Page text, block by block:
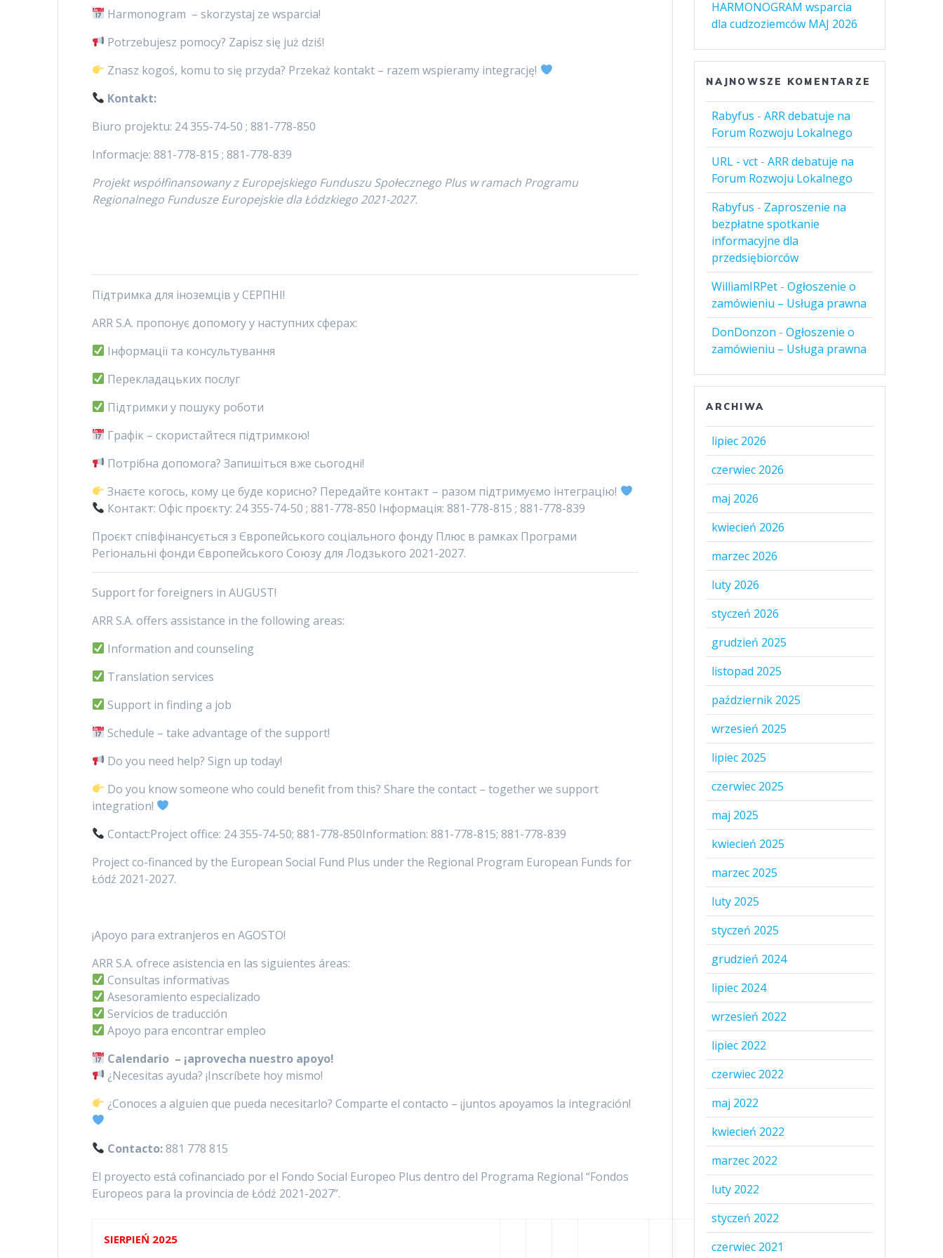
Harmonogram – skorzystaj ze wsparcia!
Potrzebujesz pomocy? Zapisz się już dziś!
Znasz kogoś, komu to się przyda? Przekaż kontakt – razem wspieramy integrację!
Kontakt:
Biuro projektu: 24 355-74-50 ; 881-778-850
Informacje: 881-778-815 ; 881-778-839
Projekt współfinansowany z Europejskiego Funduszu Społecznego Plus w ramach Programu
Regionalnego Fundusze Europejskie dla Łódzkiego 2021-2027.
Підтримка для іноземців у СЕРПНІ!
ARR S.A. пропонує допомогу у наступних сферах:
Інформації та консультування
Перекладацьких послуг
Підтримки у пошуку роботи
Графік – скористайтеся підтримкою!
Потрібна допомога? Запишіться вже сьогодні!
Знаєте когось, кому це буде корисно? Передайте контакт – разом підтримуємо інтеграцію!
Контакт: Офіс проєкту: 24 355-74-50 ; 881-778-850 Інформація: 881-778-815 ; 881-778-839
Проєкт співфінансується з Європейського соціального фонду Плюс в рамках Програми
Регіональні фонди Європейського Союзу для Лодзького 2021-2027.
Support for foreigners in AUGUST!
ARR S.A. offers assistance in the following areas:
Information and counseling
Translation services
Support in finding a job
Schedule – take advantage of the support!
Do you need help? Sign up today!
Do you know someone who could benefit from this? Share the contact – together we support
integration!
Contact:Project office: 24 355-74-50; 881-778-850Information: 881-778-815; 881-778-839
Project co-financed by the European Social Fund Plus under the Regional Program European Funds for
Łódź 2021-2027.
¡Apoyo para extranjeros en AGOSTO!
ARR S.A. ofrece asistencia en las siguientes áreas:
Consultas informativas
Asesoramiento especializado
Servicios de traducción
Apoyo para encontrar empleo
Calendario – ¡aprovecha nuestro apoyo!
¿Necesitas ayuda? ¡Inscríbete hoy mismo!
¿Conoces a alguien que pueda necesitarlo? Comparte el contacto – ¡juntos apoyamos la integración!
Contacto:881 778 815
El proyecto está cofinanciado por el Fondo Social Europeo Plus dentro del Programa Regional “Fondos
Europeos para la provincia de Łódź 2021-2027”.
SIERPIEŃ 2025
HARMONOGRAM wsparcia
dla cudzoziemców MAJ 2026
NAJNOWSZE KOMENTARZE
Rabyfus -ARR debatuje na
Forum Rozwoju Lokalnego
URL - vct -ARR debatuje na
Forum Rozwoju Lokalnego
Rabyfus - Zaproszenie na
bezpłatne spotkanie
informacyjne dla
przedsiębiorców
WilliamIRPet -Ogłoszenie o
zamówieniu – Usługa prawna
DonDonzon -Ogłoszenie o
zamówieniu – Usługa prawna
ARCHIWA
lipiec 2026
czerwiec 2026
maj 2026
kwiecień 2026
marzec 2026
luty 2026
styczeń 2026
grudzień 2025
listopad 2025
październik 2025
wrzesień 2025
lipiec 2025
czerwiec 2025
maj 2025
kwiecień 2025
marzec 2025
luty 2025
styczeń 2025
grudzień 2024
lipiec 2024
wrzesień 2022
lipiec 2022
czerwiec 2022
maj 2022
kwiecień 2022
marzec 2022
luty 2022
styczeń 2022
czerwiec 2021